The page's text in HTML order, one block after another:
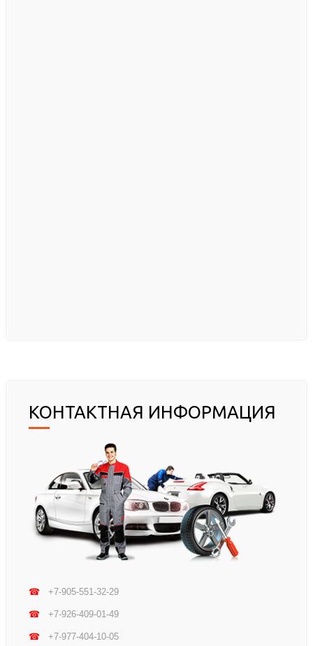
КОНТАКТНАЯ ИНФОРМАЦИЯ
☎ +7-905-551-32-29
☎ +7-926-409-01-49
☎ +7-977-404-10-05